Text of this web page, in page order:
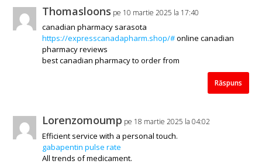
Thomasloons pe 10 martie 2025 la 17:40
canadian pharmacy sarasota
https://expresscanadapharm.shop/#online canadian
pharmacy reviews
best canadian pharmacy to order from
Răspuns
Lorenzomoump pe 18 martie 2025 la 04:02
Efficient service with a personal touch.
gabapentin pulse rate
All trends of medicament.